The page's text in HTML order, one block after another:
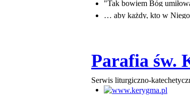
"Tak bowiem Bóg
… aby każdy, kto w Niego
Parafia św.
Serwis liturgiczno-